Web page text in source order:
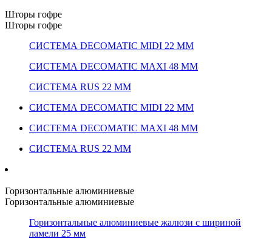
Шторы гофре
Шторы гофре
СИСТЕМА DECOMATIC MIDI 22 ММ
СИСТЕМА DECOMATIC MAXI 48 ММ
СИСТЕМА RUS 22 ММ
СИСТЕМА DECOMATIC MIDI 22 ММ
СИСТЕМА DECOMATIC MAXI 48 ММ
СИСТЕМА RUS 22 ММ
Горизонтальные алюминиевые
Горизонтальные алюминиевые
Горизонтальные алюминиевые жалюзи с шириной
ламели 25 мм